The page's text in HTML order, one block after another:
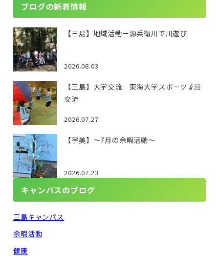
ブログの新着情報
【三島】地域活動－源兵衛川で川遊び
2026.08.03
【三島】大学交流 東海大学スポーツ🤾🏻
交流
2026.07.27
【宇美】～7月の余暇活動～
2026.07.23
キャンパスのブログ
三島キャンパス
余暇活動
健康